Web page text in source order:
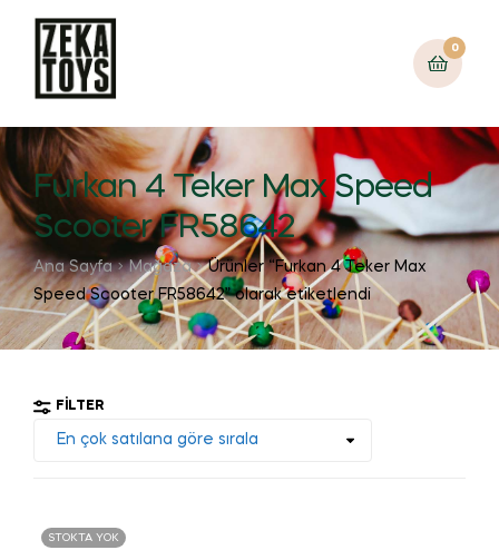
0
Furkan 4 Teker Max Speed
Scooter FR58642
Ana Sayfa Mağaza
Ürünler “Furkan 4 Teker Max
Speed Scooter FR58642” olarak etiketlendi
FILTER
STOKTA YOK